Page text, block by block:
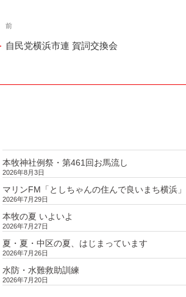
ナ
ン
過
前
自民党横浜市連 賀詞交換会
本牧神社例祭・第461回お馬流し
2026年8月3日
マリンFM「としちゃんの住んで良いまち横浜
2026年7月29日
本牧の夏 いよいよ
2026年7月27日
夏・夏・中区の夏、はじまっています
2026年7月26日
水防・水難救助訓練
2026年7月20日